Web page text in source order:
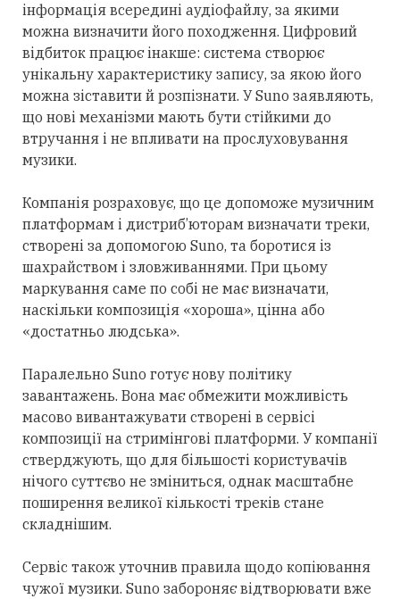
інформація всередині аудіофайлу, за якими
можна визначити його походження. Цифровий
відбиток працює інакше: система створює
унікальну характеристику запису, за якою його
можна зіставити й розпізнати. У Suno заявляють,
що нові механізми мають бути стійкими до
втручання і не впливати на прослуховування
музики.
Компанія розраховує, що це допоможе музичним
платформам і дистриб’юторам визначати треки,
створені за допомогою Suno, та боротися із
шахрайством і зловживаннями. При цьому
маркування саме по собі не має визначати,
наскільки композиція «хороша», цінна або
«достатньо людська».
Паралельно Suno готує нову політику
завантажень. Вона має обмежити можливість
масово вивантажувати створені в сервісі
композиції на стримінгові платформи. У компанії
стверджують, що для більшості користувачів
нічого суттєво не зміниться, однак масштабне
поширення великої кількості треків стане
складнішим.
Сервіс також уточнив правила щодо копіювання
чужої музики. Suno забороняє відтворювати вже